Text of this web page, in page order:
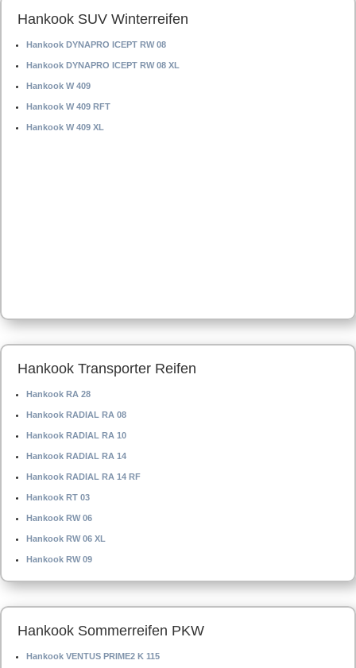
Hankook SUV Winterreifen
Hankook DYNAPRO ICEPT RW 08
Hankook DYNAPRO ICEPT RW 08 XL
Hankook W 409
Hankook W 409 RFT
Hankook W 409 XL
Hankook Transporter Reifen
Hankook RA 28
Hankook RADIAL RA 08
Hankook RADIAL RA 10
Hankook RADIAL RA 14
Hankook RADIAL RA 14 RF
Hankook RT 03
Hankook RW 06
Hankook RW 06 XL
Hankook RW 09
Hankook Sommerreifen PKW
Hankook VENTUS PRIME2 K 115